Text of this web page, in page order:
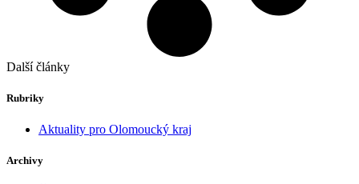
Další články
Rubriky
Aktuality pro Olomoucký kraj
Archivy